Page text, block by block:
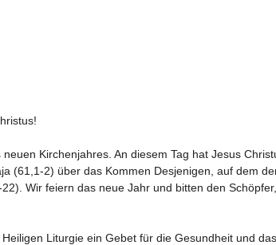
Kirchenjahres. An diesem Tag hat Jesus
(61,1-2) über das Kommen Desjenigen, auf dem
Wir feiern das neue Jahr und bitten den
Liturgie ein Gebet für die Gesundheit und